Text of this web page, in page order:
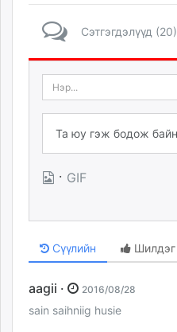
Сэтгэгдэлүүд (20)
· GIF
Сүүлийн Шилдэг
aagii · 2016/08/28
sain saihniig husie